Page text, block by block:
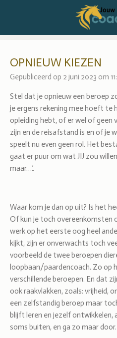
naar
hoofdinhoud
OPNIEUW KIEZEN
Gepubliceerd op 2 juni 2023 om
Stel dat je opnieuw een beroep
je ergens rekening mee hoeft te
opleiding hebt, of er wel of geen
zijn en de reisafstand is en of je
speelt nu even geen rol. Het
gaat er puur om wat JIJ zou
maar….’.
Waar kom je dan op uit? Is het
Of kun je toch overeenkomsten
werk op het eerste oog heel
kijkt, zijn er onverwachts toch
voorbeeld de twee beroepen
loopbaan/paardencoach. Zo op
verschillende beroepen. En dat
ook raakvlakken, zoals: vrijheid,
een zelfstandig beroep maar
blijft leren en jezelf ontwikkelen,
soms buiten, en ga zo maar door.